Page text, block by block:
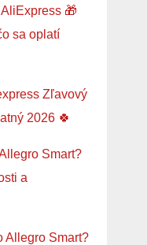
AliExpress 🎁
sa oplatí
Zľavový
2026 🍀
Smart?
a
Allegro Smart?